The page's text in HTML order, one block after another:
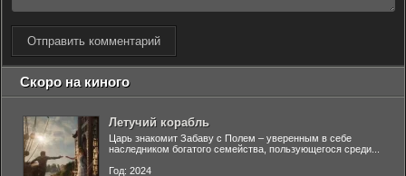
Отправить комментарий
Скоро на киного
Летучий корабль
Царь знакомит Забаву с Полем – уверенным в себе
наследником богатого семейства, пользующегося среди...
Год: 2024